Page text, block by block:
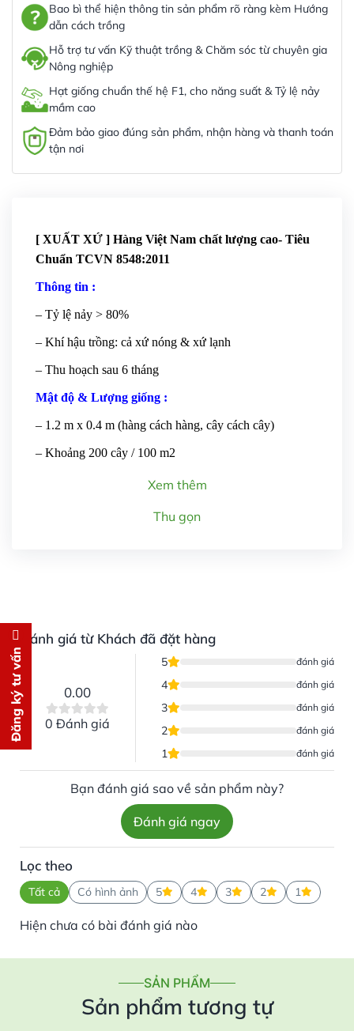
Bao bì thể hiện thông tin sản phẩm rõ ràng kèm Hướng
dẫn cách trồng
Hỗ trợ tư vấn Kỹ thuật trồng & Chăm sóc từ chuyên gia
Nông nghiệp
Hạt giống chuẩn thế hệ F1, cho năng suất & Tỷ lệ nảy
mầm cao
Đảm bảo giao đúng sản phẩm, nhận hàng và thanh toán
tận nơi
[ XUẤT XỨ ] Hàng Việt Nam chất lượng cao- Tiêu
Chuẩn TCVN 8548:2011
Thông tin :
– Tỷ lệ nảy > 80%
– Khí hậu trồng: cả xứ nóng & xứ lạnh
– Thu hoạch sau 6 tháng
Mật độ & Lượng giống :
– 1.2 m x 0.4 m (hàng cách hàng, cây cách cây)
– Khoảng 200 cây / 100 m2
Xem thêm
Thu gọn
Đánh giá từ Khách đã đặt hàng
0.00
0 Đánh giá
5 đánh giá
4 đánh giá
3 đánh giá
2 đánh giá
1 đánh giá
Bạn đánh giá sao về sản phẩm này?
Đánh giá ngay
Lọc theo
Tất cả Có hình ảnh 5 4 3 2 1
Hiện chưa có bài đánh giá nào
SẢN PHẨM
Sản phẩm tương tự
Đăng ký tư vấn Đăng ký tư vấn
Chúng tôi sẽ gọi lại tư vấn
PHÍ
cho bạn ngay lập tức